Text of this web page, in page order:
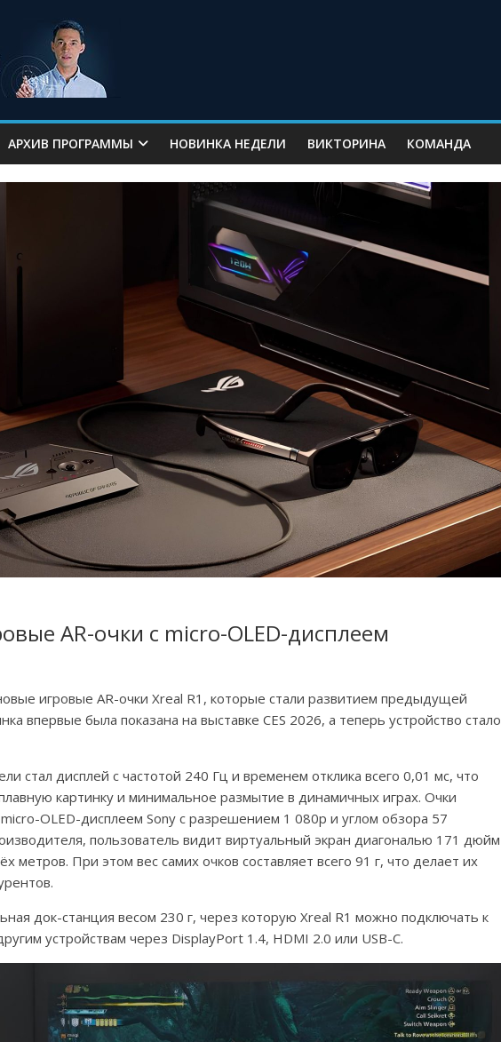
АРХИВ ПРОГРАММЫ НОВИНКА НЕДЕЛИ ВИКТОРИНА КОМАНДА
AR-очки с micro-OLED-дисплеем
игровые AR-очки Xreal R1, которые стали развитием предыдущей
впервые была показана на выставке CES 2026, а теперь устройство стало
стал дисплей с частотой 240 Гц и временем отклика всего 0,01 мс, что
картинку и минимальное размытие в динамичных играх. Очки
OLED-дисплеем Sony с разрешением 1 080p и углом обзора 57
пользователь видит виртуальный экран диагональю 171 дюйм
метров. При этом вес самих очков составляет всего 91 г, что делает их
док-станция весом 230 г, через которую Xreal R1 можно подключать к
устройствам через DisplayPort 1.4, HDMI 2.0 или USB-C.